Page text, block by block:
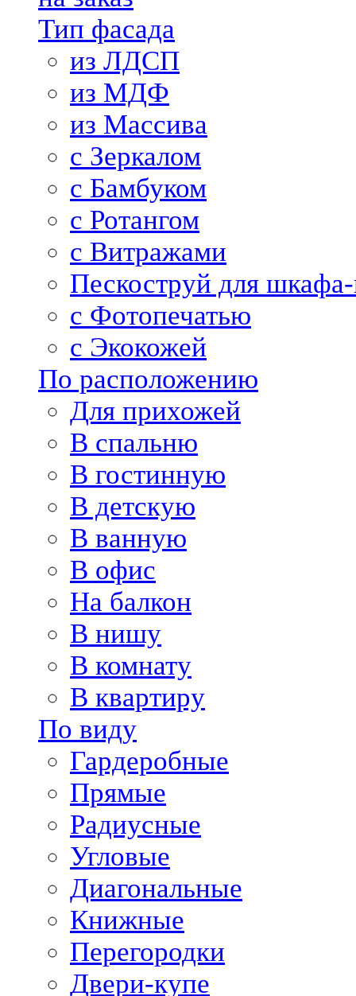
Тип фасада
из ЛДСП
из МДФ
из Массива
с Зеркалом
с Бамбуком
с Ротангом
с Витражами
Пескоструй для
с Фотопечатью
с Экокожей
По расположению
Для прихожей
В спальню
В гостинную
В детскую
В ванную
В офис
На балкон
В нишу
В комнату
В квартиру
По виду
Гардеробные
Прямые
Радиусные
Угловые
Диагональные
Книжные
Перегородки
Двери-купе